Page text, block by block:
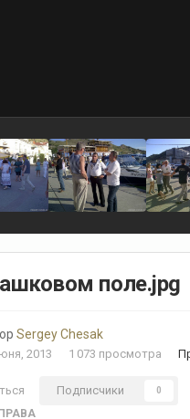
поле.jpg
Sergey Chesak
2013 1 073 просмотра
Подписчики 0